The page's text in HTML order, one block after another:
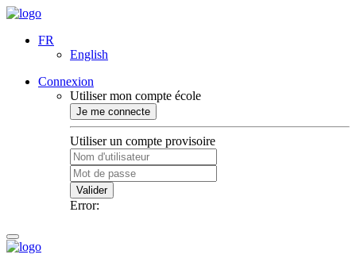
FR
English
Connexion
Utiliser mon compte école
Je me connecte
Utiliser un compte provisoire
Valider
Error: